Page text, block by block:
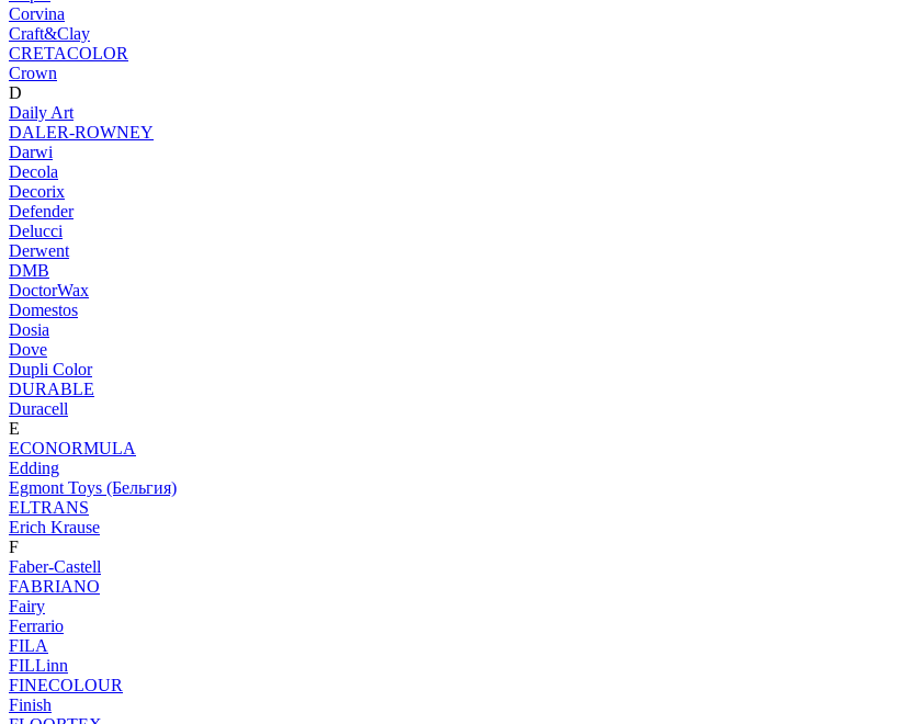
Corvina
Craft&Clay
CRETACOLOR
Crown
D
Daily Art
DALER-ROWNEY
Darwi
Decola
Decorix
Defender
Delucci
Derwent
DMB
DoctorWax
Domestos
Dosia
Dove
Dupli Color
DURABLE
Duracell
E
ECONORMULA
Edding
Egmont Toys (Бельгия)
ELTRANS
Erich Krause
F
Faber-Castell
FABRIANO
Fairy
Ferrario
FILA
FILLinn
FINECOLOUR
Finish